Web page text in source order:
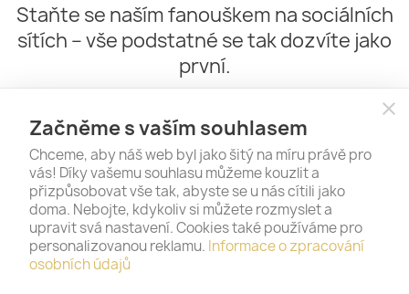
Staňte se naším fanouškem na sociálních
sítích – vše podstatné se tak dozvíte jako
první.
PRODUKTY
close
Začněme s vaším souhlasem
Chceme, aby náš web byl jako šitý na míru právě pro
vás! Díky vašemu souhlasu můžeme kouzlit a
přizpůsobovat vše tak, abyste se u nás cítili jako
doma. Nebojte, kdykoliv si můžete rozmyslet a
upravit svá nastavení. Cookies také používáme pro
personalizovanou reklamu. Informace o zpracování
osobních údajů